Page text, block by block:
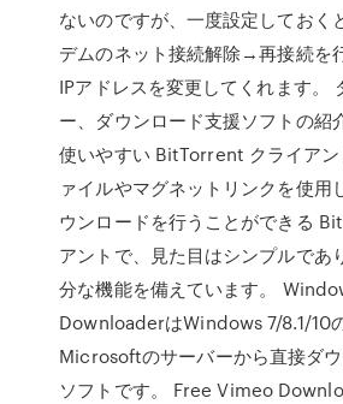
ないのですが、一度設定しておく
デムのネット接続解除→再接続を
IPアドレスを変更してくれます。
ー、ダウンロード支援ソフトの紹
使いやすい BitTorrent クライアン
ァイルやマグネットリンクを使用
ウンロードを行うことができる
アントで、見た目はシンプルであ
分な機能を備えています。
DownloaderはWindows 7/8.1/10
Microsoftのサーバーから直接ダ
ソフトです。 Free Vimeo